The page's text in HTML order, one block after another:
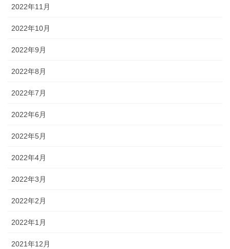
2022年11月
2022年10月
2022年9月
2022年8月
2022年7月
2022年6月
2022年5月
2022年4月
2022年3月
2022年2月
2022年1月
2021年12月